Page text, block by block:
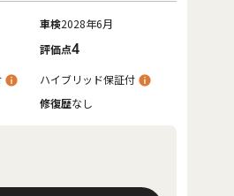
車検2028年6月
評価点4
ハイブリッド保証付
修復歴なし